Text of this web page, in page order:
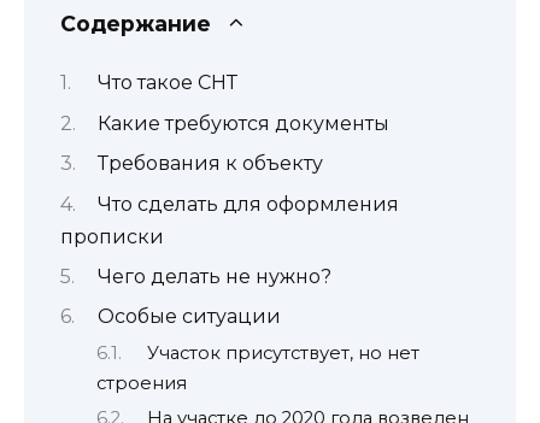
Содержание
Что такое СНТ
Какие требуются документы
Требования к объекту
Что сделать для оформления
прописки
Чего делать не нужно?
Особые ситуации
Участок присутствует, но нет
строения
На участке до 2020 года возведен